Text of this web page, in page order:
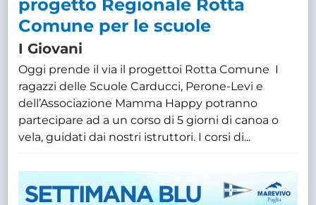
progetto Regionale Rotta
Comune per le scuole
I Giovani
Oggi prende il via il progettoi Rotta Comune I
ragazzi delle Scuole Carducci, Perone-Levi e
dell’Associazione Mamma Happy potranno
partecipare ad a un corso di 5 giorni di canoa o
vela, guidati dai nostri istruttori. I corsi di...